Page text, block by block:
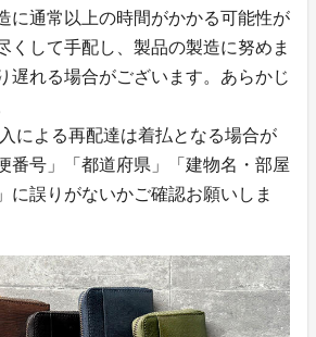
に通常以上の時間がかかる可能性が
くして手配し、製品の製造に努めま
遅れる場合がございます。あらかじ
による再配達は着払となる場合が
番号」「都道府県」「建物名・部屋
に誤りがないかご確認お願いしま